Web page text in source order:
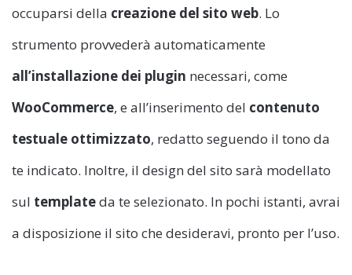
occuparsi della creazione del sito web. Lo
strumento provvederà automaticamente
all’installazione dei plugin necessari, come
WooCommerce, e all’inserimento del contenuto
testuale ottimizzato, redatto seguendo il tono da
te indicato. Inoltre, il design del sito sarà modellato
sul templateda te selezionato. In pochi istanti, avrai
a disposizione il sito che desideravi, pronto per l’uso.